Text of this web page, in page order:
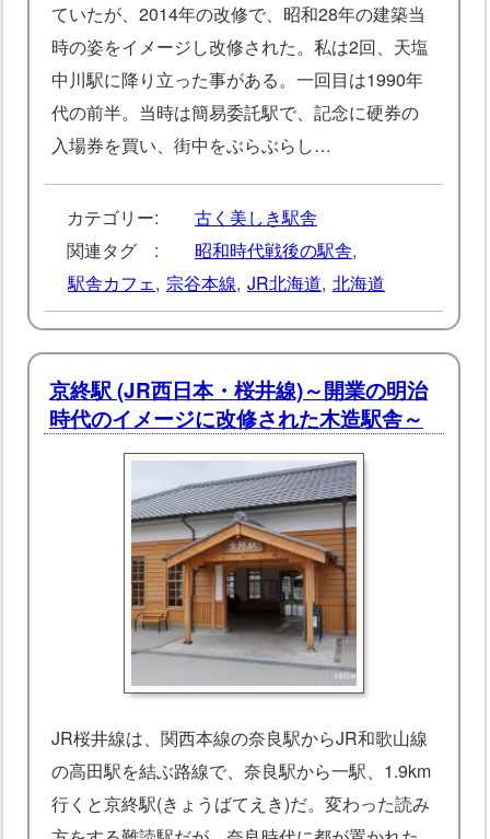
ていたが、2014年の改修で、昭和28年の建築当
時の姿をイメージし改修された。私は2回、天塩
中川駅に降り立った事がある。一回目は1990年
代の前半。当時は簡易委託駅で、記念に硬券の
入場券を買い、街中をぶらぶらし…
カテゴリー:
古く美しき駅舎
関連タグ :
昭和時代戦後の駅舎,
駅舎カフェ, 宗谷本線, JR北海道, 北海道
京終駅 (JR西日本・桜井線)～開業の明治
時代のイメージに改修された木造駅舎～
JR桜井線は、関西本線の奈良駅からJR和歌山線
の高田駅を結ぶ路線で、奈良駅から一駅、1.9km
行くと京終駅(きょうばてえき)だ。変わった読み